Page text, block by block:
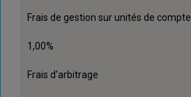
Frais de gestion sur unités de compte
1,00%
Frais d’arbitrage